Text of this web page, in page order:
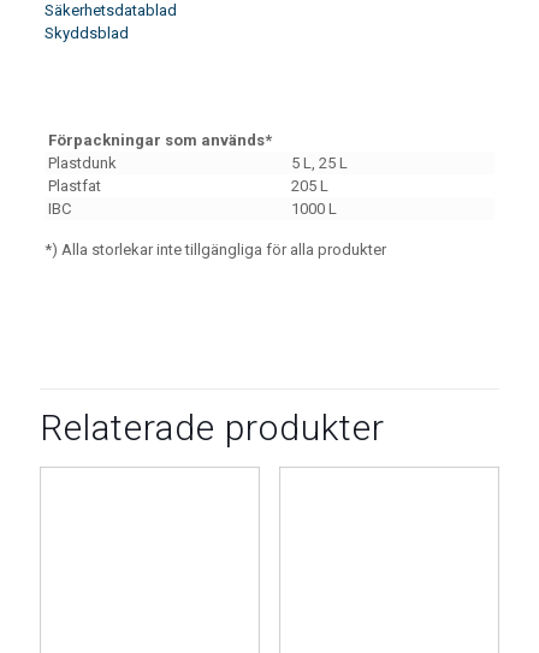
Säkerhetsdatablad
Skyddsblad
Förpackningar som används*
Plastdunk
5 L, 25 L
Plastfat
205 L
IBC
1000 L
*) Alla storlekar inte tillgängliga för alla produkter
Relaterade produkter